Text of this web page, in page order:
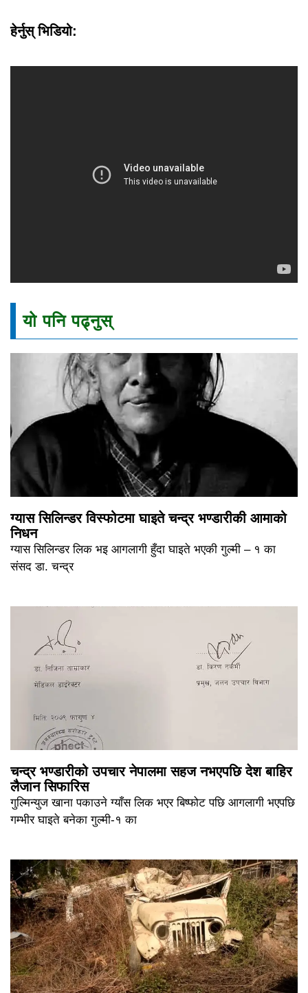
हेर्नुस् भिडियो:
यो पनि पढ्नुस्
ग्यास सिलिन्डर विस्फोटमा घाइते चन्द्र भण्डारीकी आमाको
निधन
ग्यास सिलिन्डर लिक भइ आगलागी हुँदा घाइते भएकी गुल्मी – १ का
संसद डा. चन्द्र
चन्द्र भण्डारीको उपचार नेपालमा सहज नभएपछि देश बाहिर
लैजान सिफारिस
गुल्मिन्युज खाना पकाउने ग्याँस लिक भएर बिष्फोट पछि आगलागी भएपछि
गम्भीर घाइते बनेका गुल्मी-१ का